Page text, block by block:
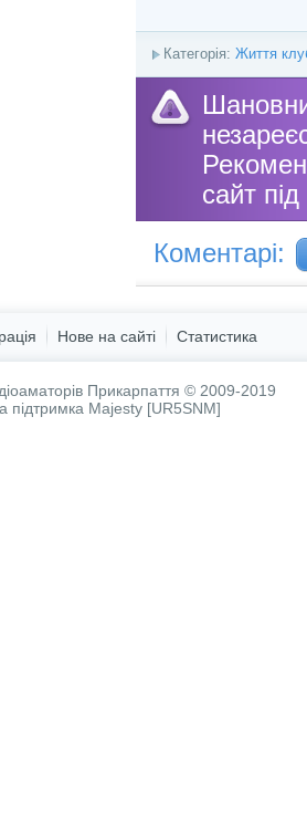
Категорія: Життя
сайт
Коментарі:
Нове на сайті Статистика
Прикарпаття © 2009-2019
підтримка Majesty [UR5SNM]